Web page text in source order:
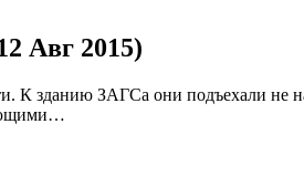
Авг 2015)
К зданию ЗАГСа они подъехали не